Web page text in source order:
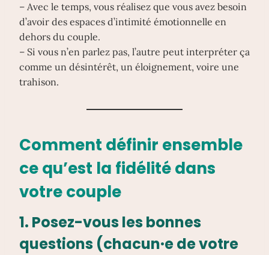
– Avec le temps, vous réalisez que vous avez besoin
d’avoir des espaces d’intimité émotionnelle en
dehors du couple.
– Si vous n’en parlez pas, l’autre peut interpréter ça
comme un désintérêt, un éloignement, voire une
trahison.
Comment définir ensemble
ce qu’est la fidélité dans
votre couple
1. Posez-vous les bonnes
questions (chacun·e de votre